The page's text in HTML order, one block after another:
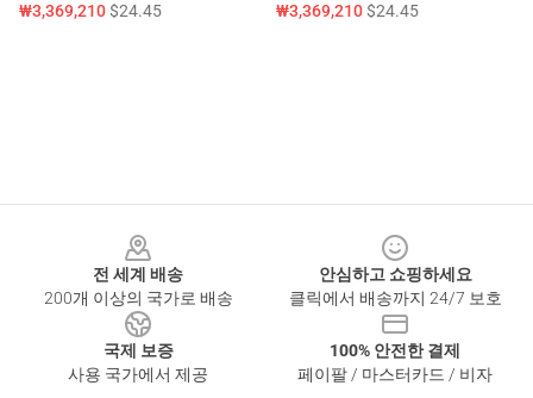
₩3,369,210$24.45 ₩3,369,210$24.45
전 세계 배송
200개 이상의 국가로 배송
안심하고 쇼핑하세요
클릭에서 배송까지 24/7 보호
국제 보증
사용 국가에서 제공
100% 안전한 결제
페이팔 / 마스터카드 / 비자